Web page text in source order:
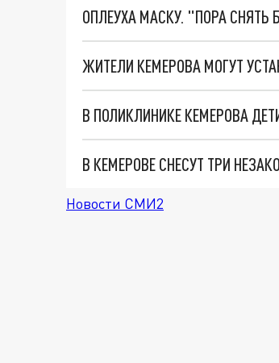
ОПЛЕУХА МАСКУ. "ПОРА СНЯТЬ
В ПОЛИКЛИНИКЕ КЕМЕРОВА
В КЕМЕРОВЕ СНЕСУТ ТРИ
Новости СМИ2